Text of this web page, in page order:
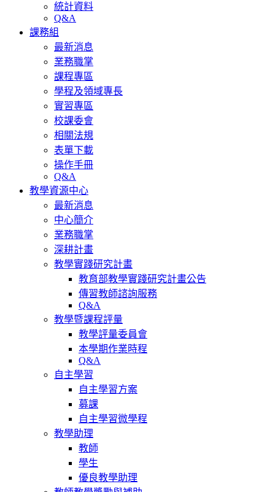
統計資料
Q&A
課務組
最新消息
業務職掌
課程專區
學程及領域專長
實習專區
校課委會
相關法規
表單下載
操作手冊
Q&A
教學資源中心
最新消息
中心簡介
業務職掌
深耕計畫
教學實踐研究計畫
教育部教學實踐研究計畫公告
傳習教師諮詢服務
Q&A
教學暨課程評量
教學評量委員會
本學期作業時程
Q&A
自主學習
自主學習方案
募課
自主學習微學程
教學助理
教師
學生
優良教學助理